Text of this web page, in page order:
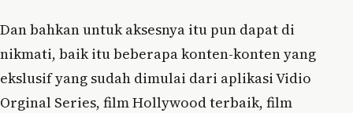
Dan bahkan untuk aksesnya itu pun dapat di
nikmati, baik itu beberapa konten-konten yang
ekslusif yang sudah dimulai dari aplikasi Vidio
Orginal Series, film Hollywood terbaik, film